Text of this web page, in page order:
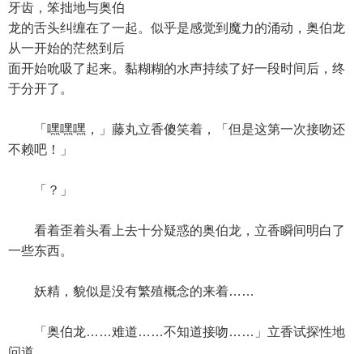
牙齿，笨拙地与奥伯
龙的舌头纠缠在了一起。似乎是感觉到魔力的涌动，奥伯龙
从一开始的茫然到后
面开始吮吸了起来。黏糊糊的水声持续了好一段时间后，终
于分开了。
「嘿嘿嘿，」藤丸立香傻笑着，「但是这第一次接吻还
不赖吧！」
「？」
看着歪着头看上去十分疑惑的奥伯龙，立香瞬间明白了
一些东西。
妖精，貌似是没有繁殖概念的来着……
「奥伯龙……难道……不知道接吻……」立香试探性地